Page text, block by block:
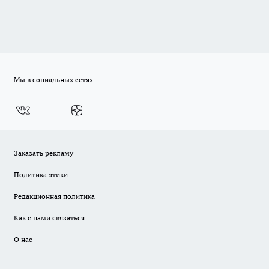
Мы в социальных сетях
Заказать рекламу
Политика этики
Редакционная политика
Как с нами связаться
О нас